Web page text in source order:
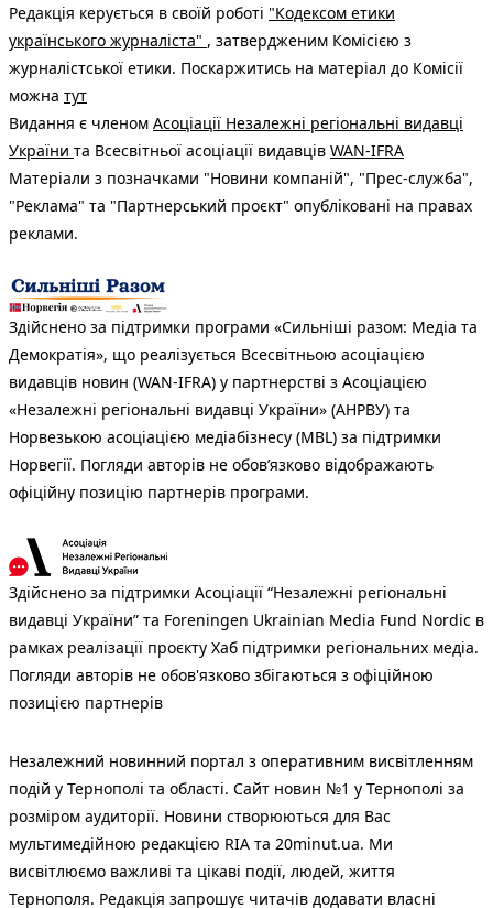
Редакція керується в своїй роботі "Кодексом етики
українського журналіста" , затвердженим Комісією з
журналістської етики. Поскаржитись на матеріал до Комісії
можна тут
Видання є членом Асоціації Незалежні регіональні видавці
України та Всесвітньої асоціації видавців WAN-IFRA
Матеріали з позначками "Новини компаній", "Прес-служба",
"Реклама" та "Партнерський проєкт" опубліковані на правах
реклами.
Здійснено за підтримки програми «Сильніші разом: Медіа та
Демократія», що реалізується Всесвітньою асоціацією
видавців новин (WAN-IFRA) у партнерстві з Асоціацією
«Незалежні регіональні видавці України» (АНРВУ) та
Норвезькою асоціацією медіабізнесу (MBL) за підтримки
Норвегії. Погляди авторів не обов’язково відображають
офіційну позицію партнерів програми.
Здійснено за підтримки Асоціації “Незалежні регіональні
видавці України” та Foreningen Ukrainian Media Fund Nordic в
рамках реалізації проєкту Хаб підтримки регіональних медіа.
Погляди авторів не обов'язково збігаються з офіційною
позицією партнерів
Незалежний новинний портал з оперативним висвітленням
подій у Тернополі та області. Сайт новин №1 у Тернополі за
розміром аудиторії. Новини створюються для Вас
мультимедійною редакцією RIA та 20minut.ua. Ми
висвітлюємо важливі та цікаві події, людей, життя
Тернополя. Редакція запрошує читачів додавати власні